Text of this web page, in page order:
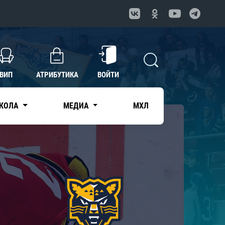
ВИП АТРИБУТИКА ВОЙТИ
МЕДИА МХЛ